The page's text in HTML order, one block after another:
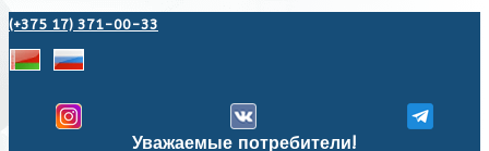
(+375 17) 371-00-33
Уважаемые потребители!